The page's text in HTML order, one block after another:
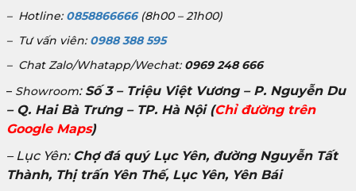
– Hotline: 0858866666(8h00 – 21h00)
– Tư vấn viên: 0988 388 595
– Chat Zalo/Whatapp/Wechat: 0969 248 666
– Showroom: Số 3 – Triệu Việt Vương – P. Nguyễn Du
– Q. Hai Bà Trưng – TP. Hà Nội(Chỉ đường trên
Google Maps)
– Lục Yên: Chợ đá quý Lục Yên, đường Nguyễn Tất
Thành, Thị trấn Yên Thế, Lục Yên, Yên Bái